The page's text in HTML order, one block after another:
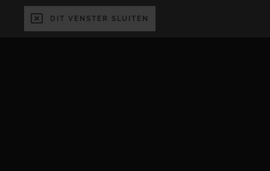
DIT VENSTER SLUITEN